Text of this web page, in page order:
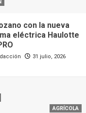
con la nueva
eléctrica Haulotte
31 julio, 2026
AGRÍCOLA